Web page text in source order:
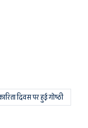
दिवस पर हुई गोष्ठी